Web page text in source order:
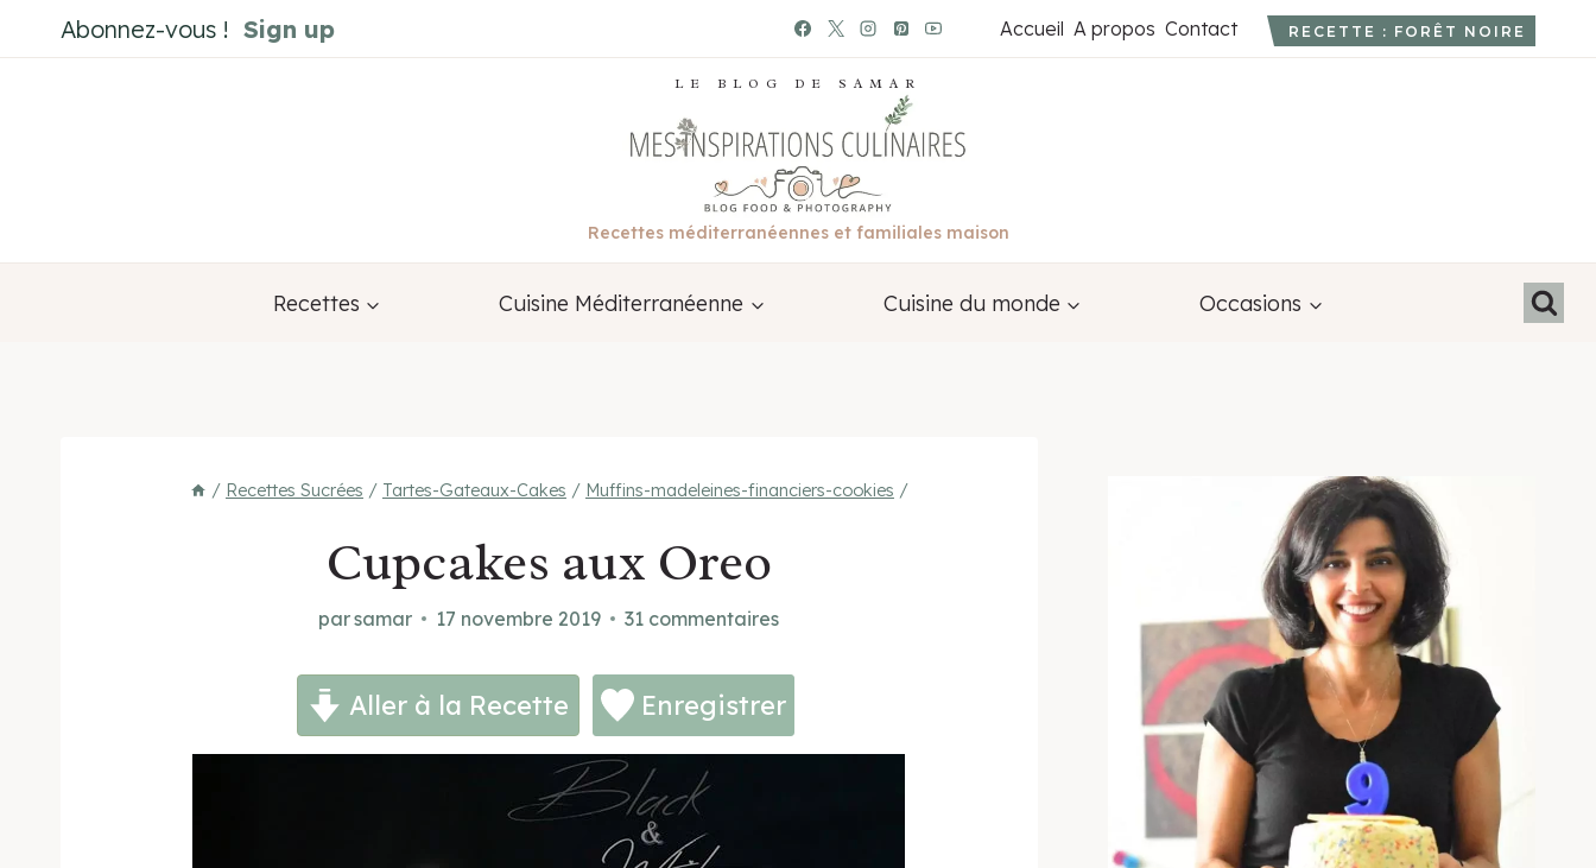
au
Abonnez-vous ! Sign up Accueil A propos Contact RECETTE : FORÊT NOIRE
LE BLOG DE SAMAR
Recettes méditerranéennes et familiales maison
Recettes Cuisine Méditerranéenne Cuisine du monde Occasions
/ Recettes Sucrées / Tartes-Gateaux-Cakes / Muffins-madeleines-financiers-cookies /
Cupcakes aux Oreo
parsamar 17 novembre 2019 31 commentaires
Aller à la Recette Enregistrer